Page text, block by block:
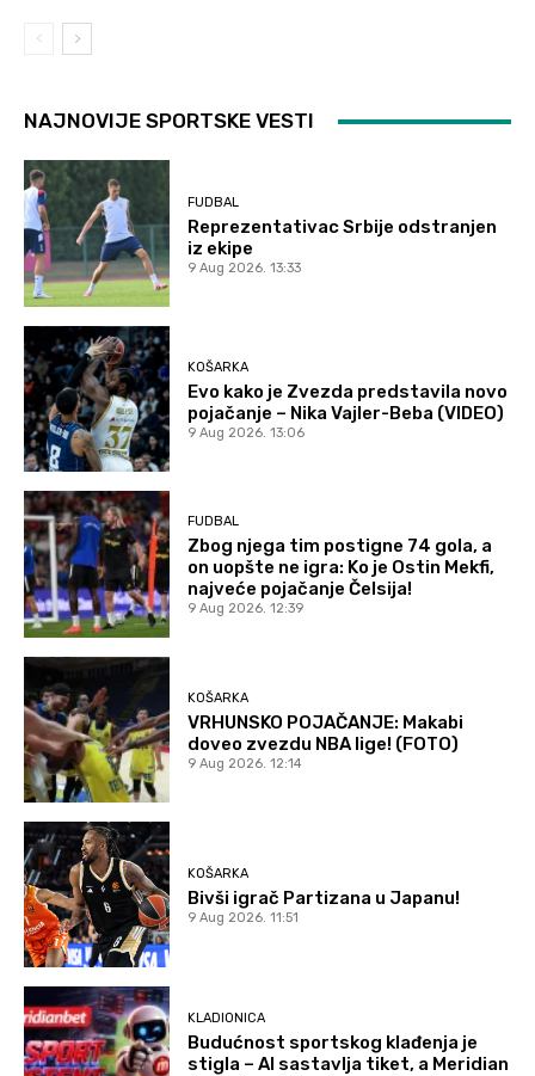
NAJNOVIJE SPORTSKE VESTI
FUDBAL
Reprezentativac Srbije odstranjen
iz ekipe
9 Aug 2026. 13:33
KOŠARKA
Evo kako je Zvezda predstavila novo
pojačanje – Nika Vajler-Beba (VIDEO)
9 Aug 2026. 13:06
FUDBAL
Zbog njega tim postigne 74 gola, a
on uopšte ne igra: Ko je Ostin Mekfi,
najveće pojačanje Čelsija!
9 Aug 2026. 12:39
KOŠARKA
VRHUNSKO POJAČANJE: Makabi
doveo zvezdu NBA lige! (FOTO)
9 Aug 2026. 12:14
KOŠARKA
Bivši igrač Partizana u Japanu!
9 Aug 2026. 11:51
KLADIONICA
Budućnost sportskog klađenja je
stigla – AI sastavlja tiket, a Meridian